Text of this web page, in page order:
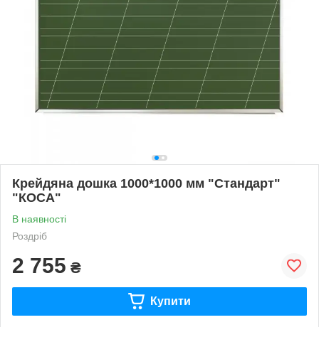
Крейдяна дошка 1000*1000 мм "Стандарт"
"КОСА"
В наявності
Роздріб
2 755 ₴
Купити